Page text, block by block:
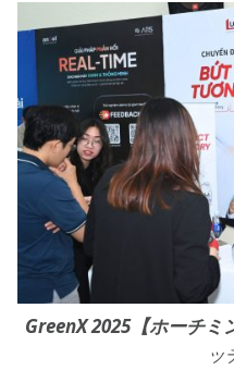
GreenX 2025【ホーチミ
ッ